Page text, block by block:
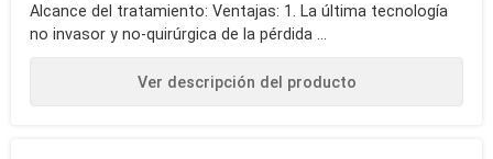
Alcance del tratamiento: Ventajas: 1. La última tecnología
no invasor y no-quirúrgica de la pérdida ...
Ver descripción del producto